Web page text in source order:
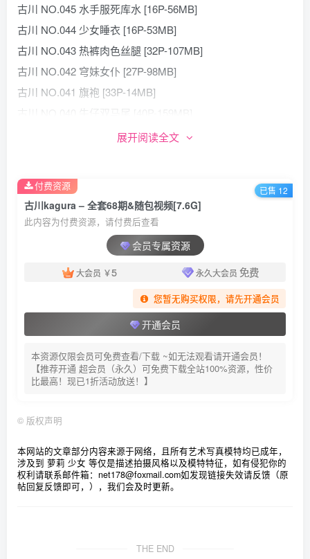
古川 NO.045 水手服死库水 [16P-56MB]
古川 NO.044 少女睡衣 [16P-53MB]
古川 NO.043 热裤肉色丝腿 [32P-107MB]
古川 NO.042 穹妹女仆 [27P-98MB]
古川 NO.041 旗袍 [33P-14MB]
古川 NO.039 毛衣超短裙 [40P-147MB]
古川 NO.036 可爱女仆 [20P-59MB]
古川 NO.035 加藤惠女仆 [17P-64MB]
古川 NO.034 护士小姐姐 [25P-81MB]
古川 NO.033 黑丝白兔女郎 [24P-95MB]
古川 NO.032 宝多六花 [11P-43MB]
古川 NO.031 白网袜 [41P-143MB]
古川 NO.030 白丝水手服 [55P-13MB]
古川 NO.029 白丝 [44P1V-179MB]
古川 NO.028 白色吊带袜 [38P-134MB]
古川 NO.027 白贝壳 [10P-41MB]
古川 NO.025 爱心女仆装 [35P-125MB]
古川 NO.024 银杏树下 [21P-83MB]
古川 NO.023 武装jk [29P-137MB]
古川 NO.022 圣诞节 [13P-45MB]
古川 NO.019 蕾姆睡衣 [43P-150MB]
展开阅读全文
古川kagura – 全套68期&随包视频[7.6G]
此内容为付费资源，请付费后查看
会员专属资源
大会员 ￥5 永久大会员 免费
您暂无购买权限，请先开通会员
开通会员
本资源仅限会员可免费查看/下载 ~如无法观看请开通会员！
【推荐开通 超会员（永久）可免费下载全站100%资源，性价
比最高！现已1折活动放送！】
付费资源 已售 12
© 版权声明
本网站的文章部分内容来源于网络，且所有艺术写真模特均已成年，
涉及到 萝莉 少女 等仅是描述拍摄风格以及模特特征，如有侵犯你的
权利请联系邮件箱：net178@foxmail.com如发现链接失效请反馈（原
帖回复反馈即可，），我们会及时更新。
THE END